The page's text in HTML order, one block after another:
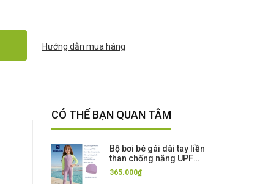
Hướng dẫn mua hàng
CÓ THỂ BẠN QUAN TÂM
Bộ bơi bé gái dài tay liền
than chống nắng UPF
50++ kháng Clo màu tím
Momasong (Korea)
365.000₫